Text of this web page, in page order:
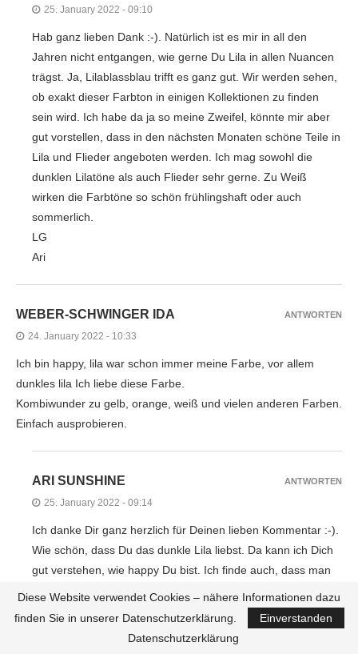
25. January 2022 - 09:10
Hab ganz lieben Dank :-). Natürlich ist es mir in all den
Jahren nicht entgangen, wie gerne Du Lila in allen Nuancen
trägst. Ja, Lilablassblau trifft es ganz gut. Wir werden sehen,
ob exakt dieser Farbton in einigen Kollektionen zu finden
sein wird. Ich habe da ja so meine Zweifel, könnte mir aber
gut vorstellen, dass in den nächsten Monaten schöne Teile in
Lila und Flieder angeboten werden. Ich mag sowohl die
dunklen Lilatöne als auch Flieder sehr gerne. Zu Weiß
wirken die Farbtöne so schön frühlingshaft oder auch
sommerlich.
LG
Ari
WEBER-SCHWINGER IDA
24. January 2022 - 10:33
Ich bin happy, lila war schon immer meine Farbe, vor allem
dunkles lila Ich liebe diese Farbe.
Kombiwunder zu gelb, orange, weiß und vielen anderen Farben.
Einfach ausprobieren.
ANTWORTEN
ARI SUNSHINE
25. January 2022 - 09:14
Ich danke Dir ganz herzlich für Deinen lieben Kommentar :-).
Wie schön, dass Du das dunkle Lila liebst. Da kann ich Dich
gut verstehen, wie happy Du bist. Ich finde auch, dass man
Lila prima kombinieren kann. Auf jeden Fall freue ich mich
schon auf viele verschiedene Kombinationen mit meinem
ANTWORTEN
Diese Website verwendet Cookies – nähere Informationen dazu
finden Sie in unserer Datenschutzerklärung.
Einverstanden
Datenschutzerklärung